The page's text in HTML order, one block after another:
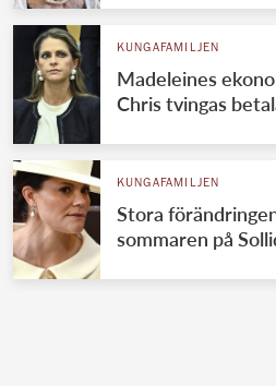
KUNGAFAMILJEN
Madeleines
Chris tvingas
KUNGAFAMILJEN
Stora
sommaren på